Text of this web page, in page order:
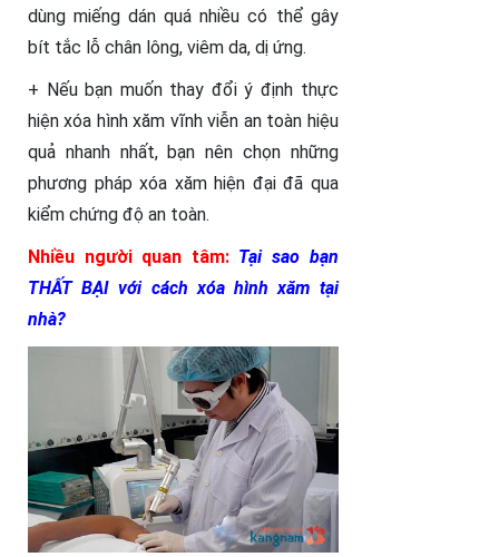
dùng miếng dán quá nhiều có thể gây
bít tắc lỗ chân lông, viêm da, dị ứng.
+ Nếu bạn muốn thay đổi ý định thực
hiện xóa hình xăm vĩnh viễn an toàn hiệu
quả nhanh nhất, bạn nên chọn những
phương pháp xóa xăm hiện đại đã qua
kiểm chứng độ an toàn.
Nhiều người quan tâm: Tại sao bạn
THẤT BẠI với cách xóa hình xăm tại
nhà?